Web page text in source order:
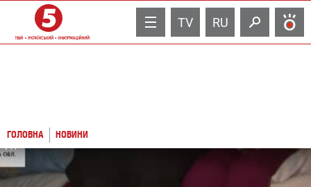
TV RU
ГОЛОВНА НОВИНИ